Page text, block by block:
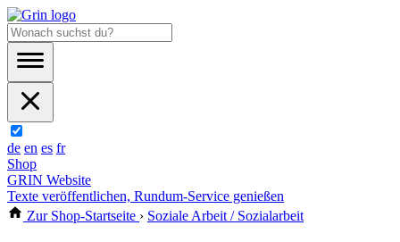
de en es fr
Shop
GRIN Website
Texte veröffentlichen, Rundum-Service genießen
Zur Shop-Startseite › Soziale Arbeit / Sozialarbeit